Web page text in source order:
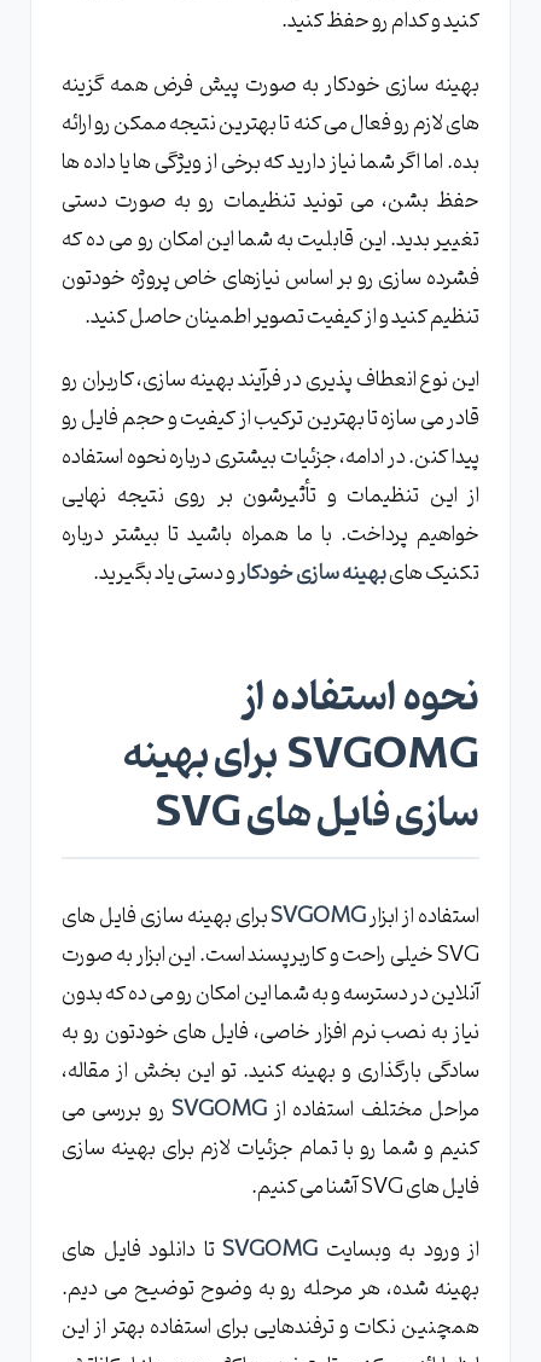
کنید و کدام رو حفظ کنید.
بهینه سازی خودکار به صورت پیش فرض همه گزینه
های لازم رو فعال می کنه تا بهترین نتیجه ممکن رو ارائه
بده. اما اگر شما نیاز دارید که برخی از ویژگی ها یا داده ها
حفظ بشن، می تونید تنظیمات رو به صورت دستی
تغییر بدید. این قابلیت به شما این امکان رو می ده که
فشرده سازی رو بر اساس نیازهای خاص پروژه خودتون
تنظیم کنید و از کیفیت تصویر اطمینان حاصل کنید.
این نوع انعطاف پذیری در فرآیند بهینه سازی، کاربران رو
قادر می سازه تا بهترین ترکیب از کیفیت و حجم فایل رو
پیدا کنن. در ادامه، جزئیات بیشتری درباره نحوه استفاده
از این تنظیمات و تأثیرشون بر روی نتیجه نهایی
خواهیم پرداخت. با ما همراه باشید تا بیشتر درباره
تکنیک هایبهینه سازی خودکارو دستی یاد بگیرید.
نحوه استفاده از
SVGOMG برای بهینه
سازی فایل های SVG
استفاده از ابزارSVGOMGبرای بهینه سازی فایل های
SVG خیلی راحت و کاربرپسند است. این ابزار به صورت
آنلاین در دسترسه و به شما این امکان رو می ده که بدون
نیاز به نصب نرم افزار خاصی، فایل های خودتون رو به
سادگی بارگذاری و بهینه کنید. تو این بخش از مقاله،
مراحل مختلف استفاده از SVGOMGرو بررسی می
کنیم و شما رو با تمام جزئیات لازم برای بهینه سازی
فایل های SVG آشنا می کنیم.
از ورود به وبسایت SVGOMG تا دانلود فایل های
بهینه شده، هر مرحله رو به وضوح توضیح می دیم.
همچنین نکات و ترفندهایی برای استفاده بهتر از این